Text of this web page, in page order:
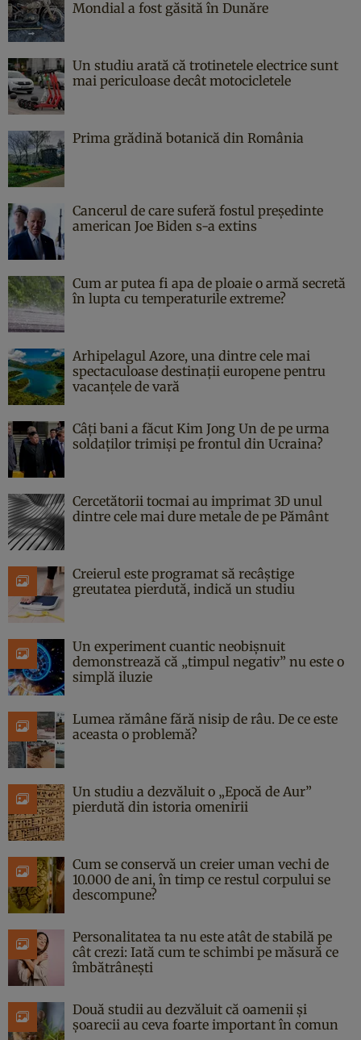
Mondial a fost găsită în Dunăre
Un studiu arată că trotinetele electrice sunt
mai periculoase decât motocicletele
Prima grădină botanică din România
Cancerul de care suferă fostul președinte
american Joe Biden s-a extins
Cum ar putea fi apa de ploaie o armă secretă
în lupta cu temperaturile extreme?
Arhipelagul Azore, una dintre cele mai
spectaculoase destinații europene pentru
vacanțele de vară
Câți bani a făcut Kim Jong Un de pe urma
soldaților trimiși pe frontul din Ucraina?
Cercetătorii tocmai au imprimat 3D unul
dintre cele mai dure metale de pe Pământ
Creierul este programat să recâștige
greutatea pierdută, indică un studiu
Un experiment cuantic neobișnuit
demonstrează că „timpul negativ” nu este o
simplă iluzie
Lumea rămâne fără nisip de râu. De ce este
aceasta o problemă?
Un studiu a dezvăluit o „Epocă de Aur”
pierdută din istoria omenirii
Cum se conservă un creier uman vechi de
10.000 de ani, în timp ce restul corpului se
descompune?
Personalitatea ta nu este atât de stabilă pe
cât crezi: Iată cum te schimbi pe măsură ce
îmbătrânești
Două studii au dezvăluit că oamenii și
șoarecii au ceva foarte important în comun